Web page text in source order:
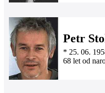
Petr
* 25. 06.
68 let od